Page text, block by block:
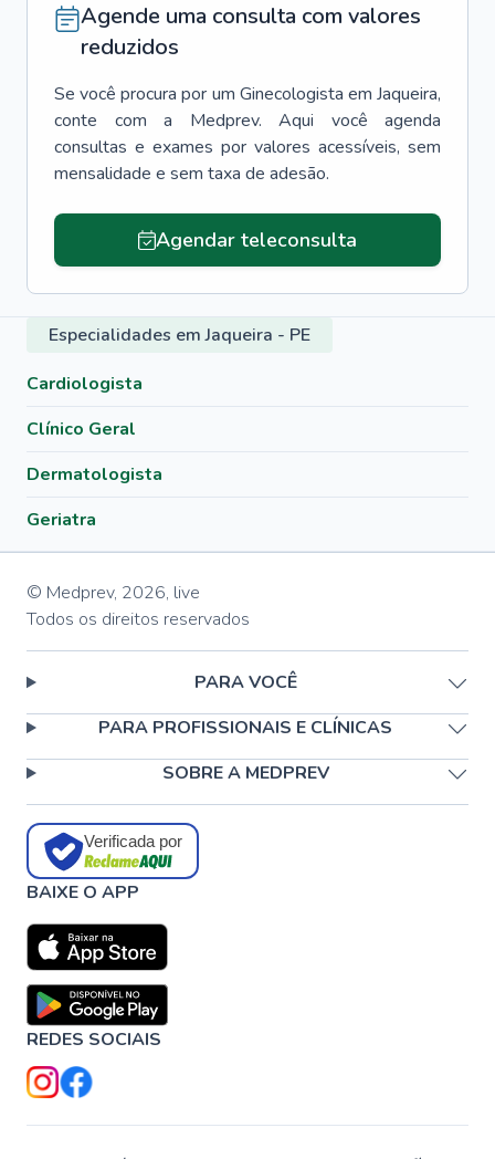
Agende uma consulta com valores
reduzidos
Se você procura por um Ginecologista em Jaqueira,
conte com a Medprev. Aqui você agenda
consultas e exames por valores acessíveis, sem
mensalidade e sem taxa de adesão.
Agendar teleconsulta
Especialidades em Jaqueira - PE
Cardiologista
Clínico Geral
Dermatologista
Geriatra
© Medprev, 2026, live
Todos os direitos reservados
PARA VOCÊ
PARA PROFISSIONAIS E CLÍNICAS
SOBRE A MEDPREV
Verificada por
BAIXE O APP
REDES SOCIAIS